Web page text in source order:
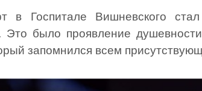
в Госпитале Вишневского
Это было проявление
запомнился всем